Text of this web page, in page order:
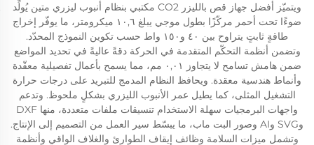
ويتميّز أفضل جهاز قص بالليزر CO2 مكتبي بنظام أنبوب ليزري متين يُولِّد
ضوءًا تحت أحمر مركّزًا بطول موجي يبلغ ١٠,٦ ميكرومتر، ما يوفّر إخراج
طاقةٍ ثابتٍ يتراوح بين ٤٠ و١٥٠ واط حسب تكوين النموذج المحدّد.
وتضمن أنظمة التحكّم المتقدمة في الحركة دقةً عاليةً في تحديد المواضع
ضمن هامش تسامح لا يتجاوز ٠,٠١ مم، مما يسمح بأعمال تفصيلية معقّدة
وأنماط هندسية معقدة. ويحافظ النظام المدمج للتبريد على درجات حرارة
التشغيل المثلى، كما يطيل عمر الأنبوب الليزري بشكلٍ ملحوظ. وتدعم
واجهات البرمجيات سهلة الاستخدام تنسيقات ملفات متعددة، منها DXF
وSVG وAI وصور البت ماب، ما يبسّط سير العمل من التصميم إلى الإنتاج.
وتشمل ميزات السلامة وظائف إيقاف الطوارئ والغلاف الواقي وأنظمة